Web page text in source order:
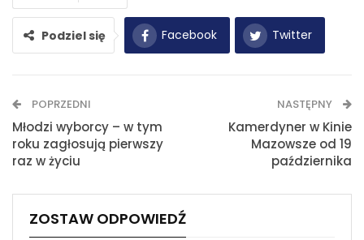
Podziel się Facebook Twitter
Drukuj
POPRZEDNI
Młodzi wyborcy – w tym
roku zagłosują pierwszy
raz w życiu
NASTĘPNY
Kamerdyner w Kinie
Mazowsze od 19
października
ZOSTAW ODPOWIEDŹ